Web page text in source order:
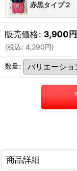
赤黒タイプ２
販売価格: 3,900円
(税込: 4,290円)
数量:
商品詳細